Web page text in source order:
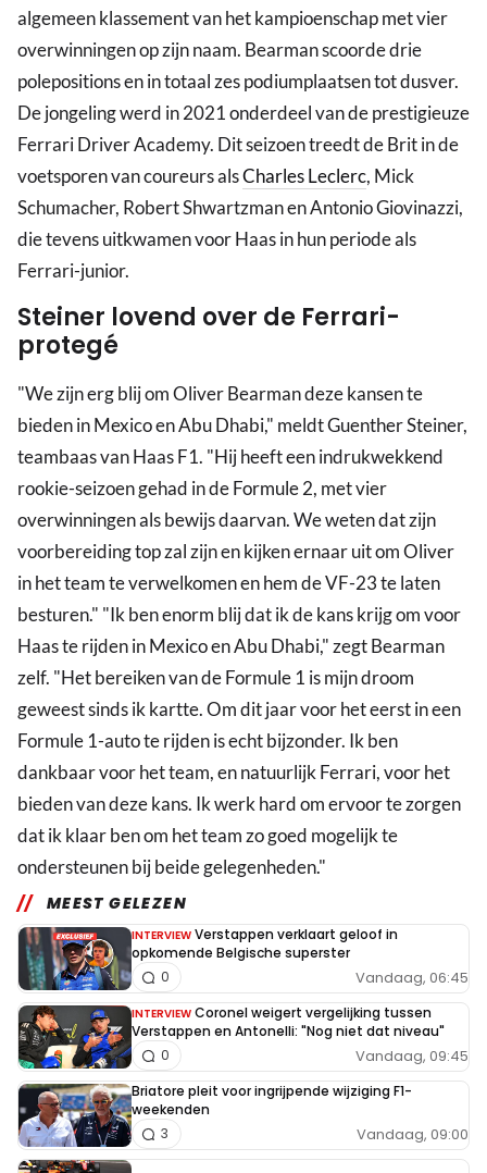
algemeen klassement van het kampioenschap met vier
overwinningen op zijn naam. Bearman scoorde drie
polepositions en in totaal zes podiumplaatsen tot dusver.
De jongeling werd in 2021 onderdeel van de prestigieuze
Ferrari Driver Academy. Dit seizoen treedt de Brit in de
voetsporen van coureurs alsCharles Leclerc, Mick
Schumacher, Robert Shwartzman en Antonio Giovinazzi,
die tevens uitkwamen voor Haas in hun periode als
Ferrari-junior.
Steiner lovend over de Ferrari-
protegé
"We zijn erg blij om Oliver Bearman deze kansen te
bieden in Mexico en Abu Dhabi," meldt Guenther Steiner,
teambaas van Haas F1. "Hij heeft een indrukwekkend
rookie-seizoen gehad in de Formule 2, met vier
overwinningen als bewijs daarvan. We weten dat zijn
voorbereiding top zal zijn en kijken ernaar uit om Oliver
in het team te verwelkomen en hem de VF-23 te laten
besturen." "Ik ben enorm blij dat ik de kans krijg om voor
Haas te rijden in Mexico en Abu Dhabi," zegt Bearman
zelf. "Het bereiken van de Formule 1 is mijn droom
geweest sinds ik kartte. Om dit jaar voor het eerst in een
Formule 1-auto te rijden is echt bijzonder. Ik ben
dankbaar voor het team, en natuurlijk Ferrari, voor het
bieden van deze kans. Ik werk hard om ervoor te zorgen
dat ik klaar ben om het team zo goed mogelijk te
ondersteunen bij beide gelegenheden."
MEEST GELEZEN
INTERVIEW Verstappen verklaart geloof in
opkomende Belgische superster
Vandaag, 06:45
0
INTERVIEW Coronel weigert vergelijking tussen
Verstappen en Antonelli: "Nog niet dat niveau"
Vandaag, 09:45
0
Briatore pleit voor ingrijpende wijziging F1-
weekenden
Vandaag, 09:00
3